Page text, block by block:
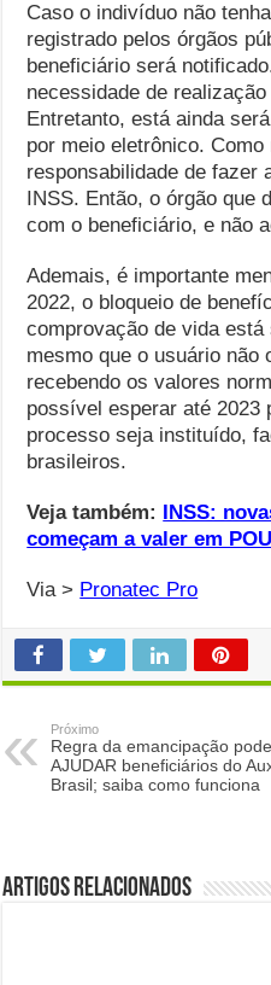
Caso o indivíduo não
registrado pelos órgãos
beneficiário será
necessidade de
Entretanto, está ainda
por meio eletrônico. Como
responsabilidade de fazer
INSS. Então, o órgão que
com o beneficiário, e não
Ademais, é importante
2022, o bloqueio de
comprovação de vida
mesmo que o usuário não
recebendo os valores
possível esperar até 2023
processo seja instituído,
brasileiros.
Veja também:
INSS:
começam a valer em
Via > Pronatec Pro
Próximo
Regra da emancipação pode
AJUDAR beneficiários do
Brasil; saiba como funciona
Artigos Relacionados